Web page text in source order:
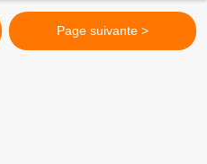
Page suivante >